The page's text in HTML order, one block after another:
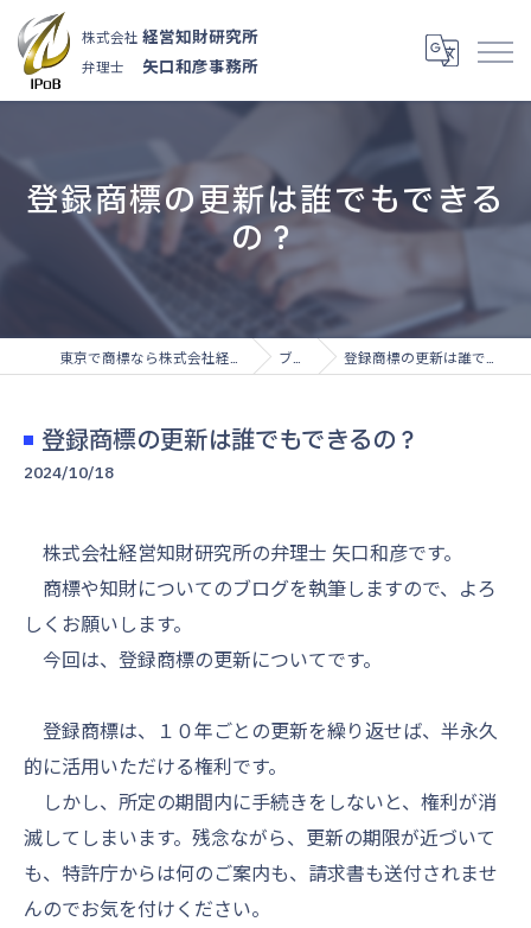
株式会社 経営知財研究所
弁理士 矢口和彦事務所
登録商標の更新は誰でもできる
の？
ブログ 登録商標の更新は誰でもできるの？
登録商標の更新は誰でもできるの？
2024/10/18
株式会社経営知財研究所の弁理士 矢口和彦です。
商標や知財についてのブログを執筆しますので、よろ
しくお願いします。
今回は、登録商標の更新についてです。
登録商標は、１０年ごとの更新を繰り返せば、半永久
的に活用いただける権利です。
しかし、所定の期間内に手続きをしないと、権利が消
滅してしまいます。残念ながら、更新の期限が近づいて
も、特許庁からは何のご案内も、請求書も送付されませ
んのでお気を付けください。